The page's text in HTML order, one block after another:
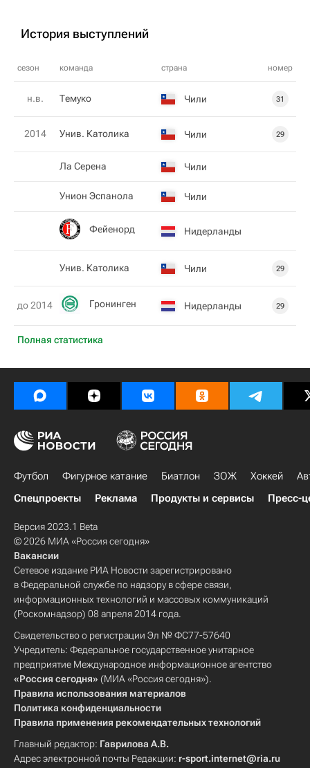
История выступлений
сезон команда страна номер
Полная статистика
н.в. Темуко Чили 31
2014 Унив. Католика Чили 29
Ла Серена Чили
Унион Эспанола Чили
Фейенорд Нидерланды
Унив. Католика Чили 29
до 2014 Гронинген Нидерланды 29
Футбол Фигурное катание Биатлон ЗОЖ Хоккей
Спецпроекты
Реклама Продукты и сервисы Пресс-
Версия 2023.1 Beta
© 2026 МИА «Россия сегодня»
Вакансии
Сетевое издание РИА Новости зарегистрировано
в Федеральной службе по надзору в сфере связи,
информационных технологий и массовых коммуникаций
(Роскомнадзор) 08 апреля 2014 года.
Свидетельство о регистрации Эл № ФС77-57640
Учредитель: Федеральное государственное унитарное
предприятие Международное информационное агентство
«Россия сегодня» (МИА «Россия сегодня»).
Правила использования материалов
Политика конфиденциальности
Правила применения рекомендательных технологий
Главный редактор: Гаврилова А.В.
Адрес электронной почты Редакции: r-sport.internet@ria.ru